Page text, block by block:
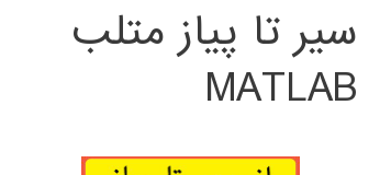
سیر تا پیاز متلب
MATLAB